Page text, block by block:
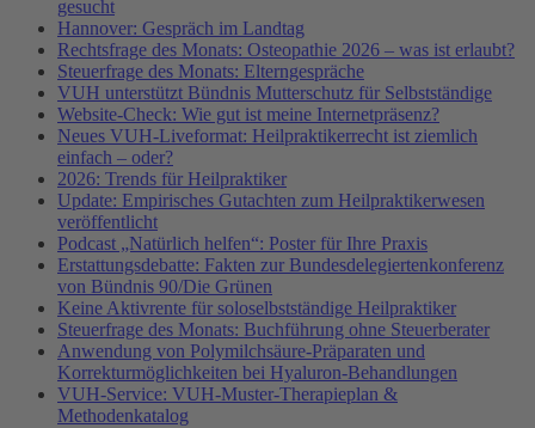
gesucht
Hannover: Gespräch im Landtag
Rechtsfrage des Monats: Osteopathie 2026 – was ist erlaubt?
Steuerfrage des Monats: Elterngespräche
VUH unterstützt Bündnis Mutterschutz für Selbstständige
Website-Check: Wie gut ist meine Internetpräsenz?
Neues VUH-Liveformat: Heilpraktikerrecht ist ziemlich
einfach – oder?
2026: Trends für Heilpraktiker
Update: Empirisches Gutachten zum Heilpraktikerwesen
veröffentlicht
Podcast „Natürlich helfen“: Poster für Ihre Praxis
Erstattungsdebatte: Fakten zur Bundesdelegiertenkonferenz
von Bündnis 90/Die Grünen
Keine Aktivrente für soloselbstständige Heilpraktiker
Steuerfrage des Monats: Buchführung ohne Steuerberater
Anwendung von Polymilchsäure-Präparaten und
Korrekturmöglichkeiten bei Hyaluron-Behandlungen
VUH-Service: VUH-Muster-Therapieplan &
Methodenkatalog